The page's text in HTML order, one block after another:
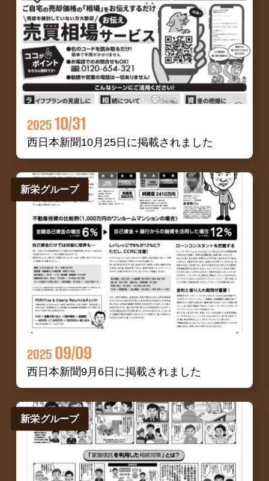
2025 10/31
西日本新聞10月25日に掲載されました
2025 09/09
西日本新聞9月6日に掲載されました
新栄グループ
新栄グループ